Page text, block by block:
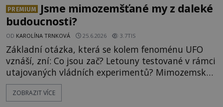
PREMIUM
Jsme mimozemšťané my z daleké
budoucnosti?
OD KAROLÍNA TRNKOVÁ 25.6.2026 3.7TIS
Základní otázka, která se kolem fenoménu UFO
vznáší, zní: Co jsou zač? Letouny testované v rámci
utajovaných vládních experimentů? Mimozemské
vesmírné lodě plnící na Zemi nám neznámý úkol?
Skokani mezi dimenzemi, putující po mostech
ZOBRAZIT VÍCE